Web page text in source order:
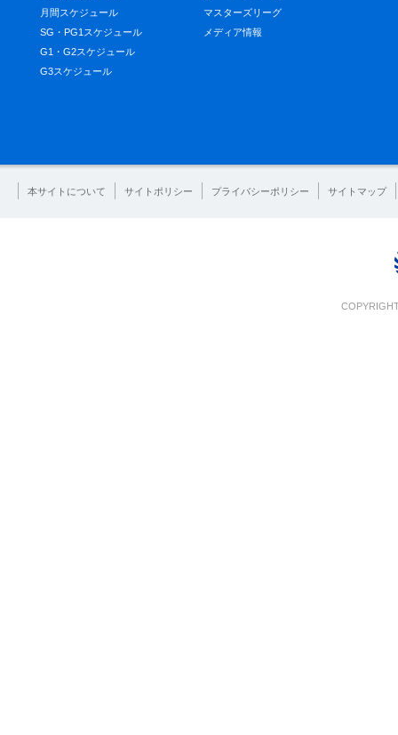
月間スケジュール
SG・PG1スケジュール
G1・G2スケジュール
G3スケジュール
マスターズリーグ
メディア情報
本サイトについて サイトポリシー プライバシーポリシー サイトマップ